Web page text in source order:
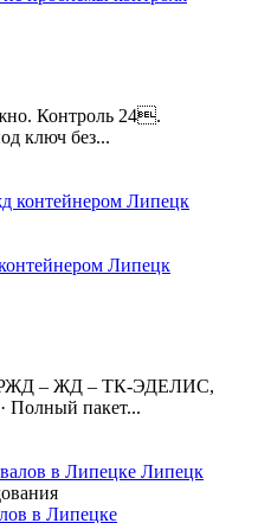
Контроль 24.
ключ без...
Липецк
РЖД – ЖД – ТК-ЭДЕЛИС,
Полный пакет...
в Липецке